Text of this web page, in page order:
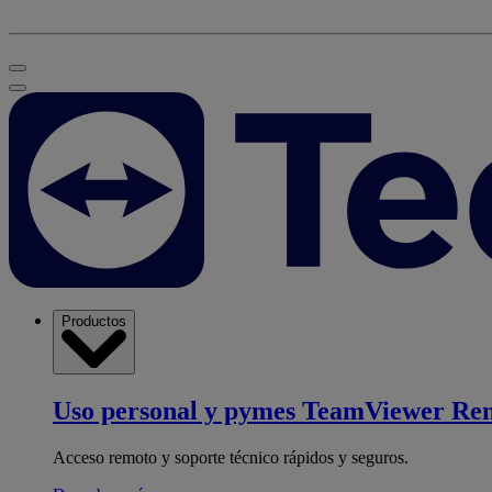
Productos
Uso personal y pymes TeamViewer
Acceso remoto y soporte técnico rápidos y seguros.